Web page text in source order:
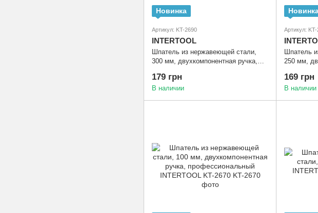
Новинка
Артикул: KT-2690
INTERTOOL
Шпатель из нержавеющей стали,
300 мм, двухкомпонентная ручка,
2690
179 грн
В наличии
Артикул:
Шпатель
250 мм,
2685
169 грн
В наличии